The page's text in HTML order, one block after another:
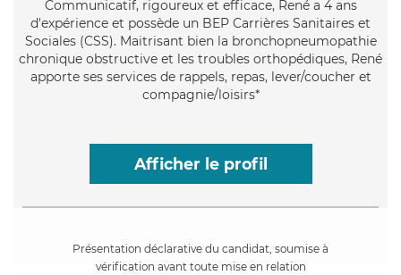
Communicatif, rigoureux et efficace, René a 4 ans
d'expérience et possède un BEP Carrières Sanitaires et
Sociales (CSS). Maitrisant bien la bronchopneumopathie
chronique obstructive et les troubles orthopédiques, René
apporte ses services de rappels, repas, lever/coucher et
compagnie/loisirs*
Afficher le profil
Présentation déclarative du candidat, soumise à
vérification avant toute mise en relation